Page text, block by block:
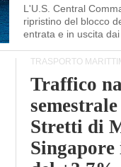
L'U.S. Central
ripristino del blocco
entrata e in uscita
TRASPORTO
Traffico
Stretti di